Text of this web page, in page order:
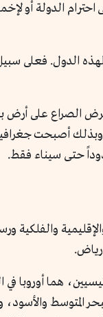
الدولة أو
فعلى سبيل
فرض الصراع على
أصبحت
حتى سيناء فقط.
والفلكية
رياض.
هما أوروبا في
المتوسط